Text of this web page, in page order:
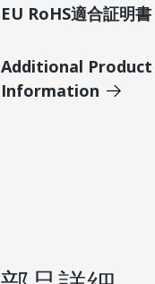
EU RoHS適合証明書
Additional Product
Information